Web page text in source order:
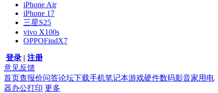
iPhone Air
iPhone 17
三星S25
vivo X100s
OPPOFindX7
登录 | 注册
意见反馈
首页查报价问答论坛下载手机笔记本游戏硬件数码影音家用电
器办公打印 更多